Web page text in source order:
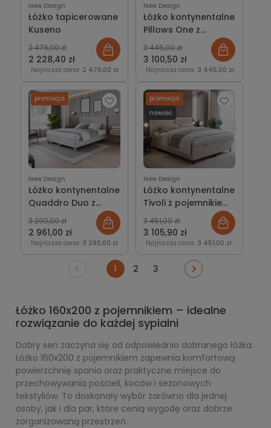
New Design
Łóżko tapicerowane
Kuseno
2 228,40 zł
2 476,00 zł
Najniższa cena: 2 476,00 zł
New Design
Łóżko kontynentalne
Pillows One z
pojemnikiem lub bez
3 100,50 zł
3 445,00 zł
Najniższa cena: 3 445,00 zł
New Design
Łóżko kontynentalne
Quaddro Duo z
pojemnikiem lub bez
2 961,00 zł
3 290,00 zł
Najniższa cena: 3 290,00 zł
promocja
New Design
Łóżko kontynentalne
Tivoli z pojemnikiem
lub bez New Design
3 105,90 zł
3 451,00 zł
Najniższa cena: 3 451,00 zł
promocja
nowość
1 2 3
Łóżko 160x200 z pojemnikiem – idealne
rozwiązanie do każdej sypialni
Dobry sen zaczyna się od odpowiednio dobranego łóżka.
Łóżko 160x200 z pojemnikiem zapewnia komfortową
powierzchnię spania oraz praktyczne miejsce do
przechowywania pościeli, koców i sezonowych
tekstyliów. To doskonały wybór zarówno dla jednej
osoby, jak i dla par, które cenią wygodę oraz dobrze
zorganizowaną przestrzeń.